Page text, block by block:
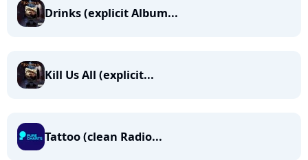
Drinks (explicit Album...
Kill Us All (explicit...
Tattoo (clean Radio...